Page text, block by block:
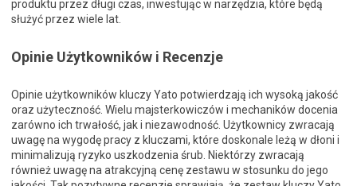
produktu przez długi czas, inwestując w narzędzia, które będą
służyć przez wiele lat.
Opinie Użytkowników i Recenzje
Opinie użytkowników kluczy Yato potwierdzają ich wysoką jakość
oraz użyteczność. Wielu majsterkowiczów i mechaników docenia
zarówno ich trwałość, jak i niezawodność. Użytkownicy zwracają
uwagę na wygodę pracy z kluczami, które doskonale leżą w dłoni i
minimalizują ryzyko uszkodzenia śrub. Niektórzy zwracają
również uwagę na atrakcyjną cenę zestawu w stosunku do jego